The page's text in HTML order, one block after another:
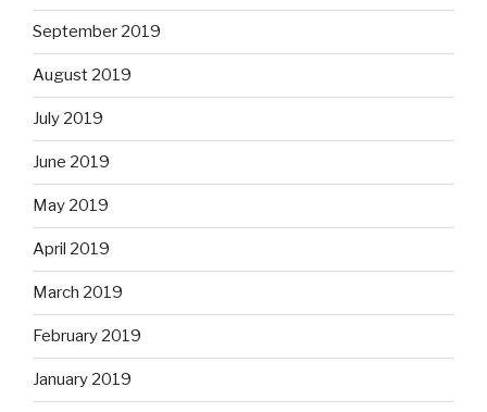
September 2019
August 2019
July 2019
June 2019
May 2019
April 2019
March 2019
February 2019
January 2019